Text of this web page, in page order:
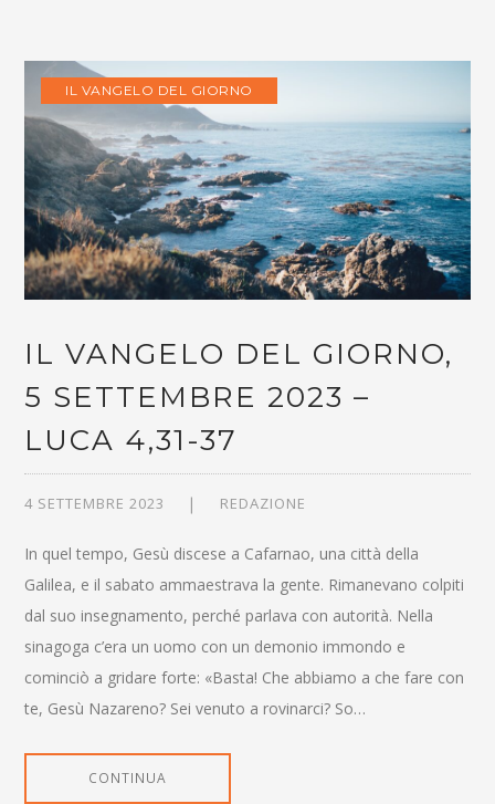
IL VANGELO DEL GIORNO
IL VANGELO DEL GIORNO,
5 SETTEMBRE 2023 –
LUCA 4,31-37
4 SETTEMBRE 2023 REDAZIONE
In quel tempo, Gesù discese a Cafarnao, una città della
Galilea, e il sabato ammaestrava la gente. Rimanevano colpiti
dal suo insegnamento, perché parlava con autorità. Nella
sinagoga c’era un uomo con un demonio immondo e
cominciò a gridare forte: «Basta! Che abbiamo a che fare con
te, Gesù Nazareno? Sei venuto a rovinarci? So…
CONTINUA